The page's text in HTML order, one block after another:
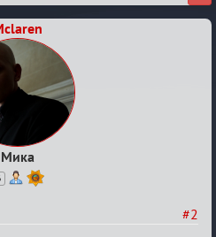
Мика
#2